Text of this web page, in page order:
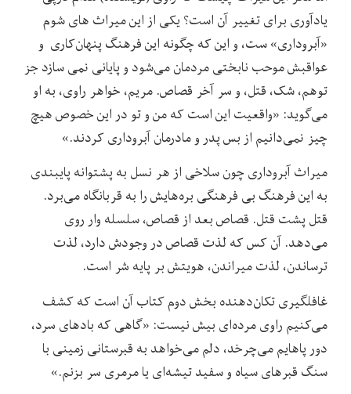
یادآوری برای تغییر آن است؟ یکی از این میراث های شوم
«آبروداری» ست، و این که چگونه این فرهنگ پنهان‌کاری و
عواقبش موحب نابختی مردمان می‌شود و پایانی نمی سازد جز
توهم، شک، قتل، و سر آخر قصاص. مریم، خواهر راوی، به او
می‌گوید: «واقعیت این است که من و تو در این خصوص هیچ
چیز نمی‌دانیم از بس پدر و مادرمان آبروداری کردند.»
میراث آبروداری چون سلاخی از هر نسل به پشتوانه پایبندی
به این فرهنگ بی فرهنگی بره‌هایش را به قربانگاه می‌برد.
قتل پشت قتل. قصاص بعد از قصاص، سلسله وار روی
می‌دهد. آن کس که لذت قصاص در وجودش دارد، لذت
ترساندن، لذت میراندن، هویتش بر پایه شر است.
غافلگیری تکان‌دهنده بخش دوم کتاب آن است که کشف
می‌کنیم راوی مرده‌ای بیش نیست: «گاهی که بادهای سرد،
دور پاهایم می‌چرخد، دلم می‌خواهد به قبرستانی زمینی با
سنگ قبرهای سیاه و سفید تیشه‌ای یا مرمری سر بزنم.»